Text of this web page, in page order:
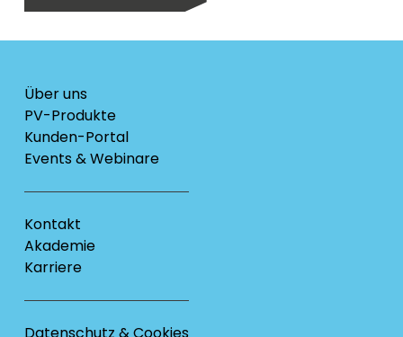
Über uns
PV-Produkte
Kunden-Portal
Events & Webinare
Kontakt
Akademie
Karriere